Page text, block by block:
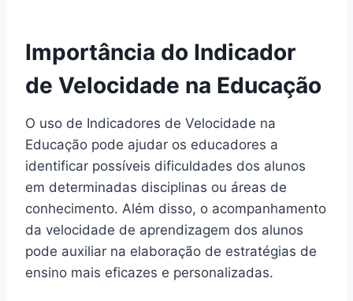
Importância do Indicador
de Velocidade na Educação
O uso de Indicadores de Velocidade na
Educação pode ajudar os educadores a
identificar possíveis dificuldades dos alunos
em determinadas disciplinas ou áreas de
conhecimento. Além disso, o acompanhamento
da velocidade de aprendizagem dos alunos
pode auxiliar na elaboração de estratégias de
ensino mais eficazes e personalizadas.